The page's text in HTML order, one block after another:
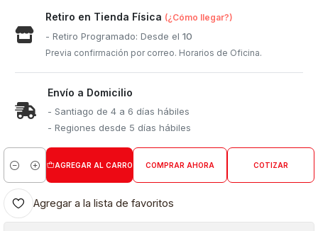
Retiro en Tienda Física (¿Cómo llegar?)
- Retiro Programado: Desde el10
Previa confirmación por correo. Horarios de Oficina.
Envío a Domicilio
- Santiago de 4 a 6 días hábiles
- Regiones desde 5 días hábiles
Cantidad
AGREGAR AL CARRO COMPRAR AHORA COTIZAR
Agregar a la lista de favoritos